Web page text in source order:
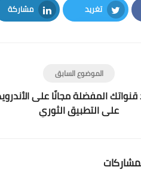
تغريد
Twitter
مشاركة
LinkedIn
الموضوع السابق
المفضلة مجانًا على
على التطبيق الثوري